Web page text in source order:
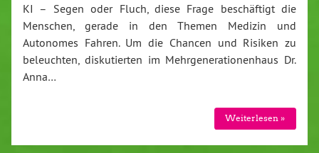
KI – Segen oder Fluch, diese Frage beschäftigt die
Menschen, gerade in den Themen Medizin und
Autonomes Fahren. Um die Chancen und Risiken zu
beleuchten, diskutierten im Mehrgenerationenhaus Dr.
Anna…
Weiterlesen »